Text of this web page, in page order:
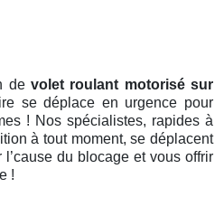
de volet roulant motorisé sur
se déplace en urgence pour
! Nos spécialistes, rapides à
à tout moment, se déplacent
du blocage et vous offrir
!